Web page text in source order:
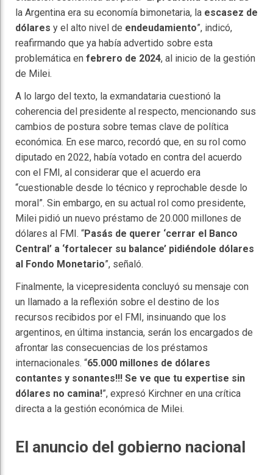
la Argentina era su economía bimonetaria, la escasez de
dólares y el alto nivel de endeudamiento”, indicó,
reafirmando que ya había advertido sobre esta
problemática en febrero de 2024, al inicio de la gestión
de Milei.
A lo largo del texto, la exmandataria cuestionó la
coherencia del presidente al respecto, mencionando sus
cambios de postura sobre temas clave de política
económica. En ese marco, recordó que, en su rol como
diputado en 2022, había votado en contra del acuerdo
con el FMI, al considerar que el acuerdo era
“cuestionable desde lo técnico y reprochable desde lo
moral”. Sin embargo, en su actual rol como presidente,
Milei pidió un nuevo préstamo de 20.000 millones de
dólares al FMI. “Pasás de querer ‘cerrar el Banco
Central’ a ‘fortalecer su balance’ pidiéndole dólares
al Fondo Monetario”, señaló.
Finalmente, la vicepresidenta concluyó su mensaje con
un llamado a la reflexión sobre el destino de los
recursos recibidos por el FMI, insinuando que los
argentinos, en última instancia, serán los encargados de
afrontar las consecuencias de los préstamos
internacionales. “65.000 millones de dólares
contantes y sonantes!!! Se ve que tu expertise sin
dólares no camina!”, expresó Kirchner en una crítica
directa a la gestión económica de Milei.
El anuncio del gobierno nacional